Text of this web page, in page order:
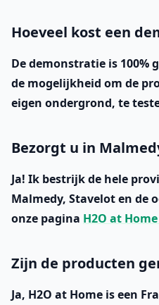
Hoeveel kost een
De demonstratie is 100%
de mogelijkheid om de
eigen ondergrond, te
Bezorgt u in
Ja! Ik bestrijk de hele
Malmedy, Stavelot en de
onze pagina H2O at
Zijn de producten
Ja, H2O at Home is een